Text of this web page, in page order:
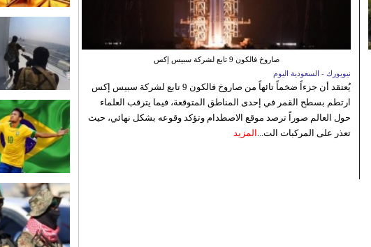
صاروخ فالكون 9 تابع لشركة سبيس إكس
نيويورك - السعودية اليوم
يُعتقد أن جزءاً ضخماً تائهاً من صاروخ فالكون 9 تابع لشركة سبيس إكس
ارتطم بسطح القمر في إحدى المناطق المتوقعة، فيما يترقب العلماء
حول العالم صوراً ترصد موقع الاصطدام وتؤكد وقوعه بشكل نهائي، حيث
تعذر على المركبات الت... المزيد